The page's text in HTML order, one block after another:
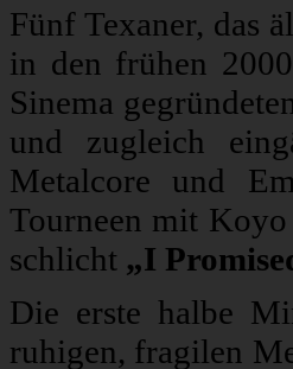
Fünf Texaner, das
in den frühen
Sinema gegründeten
und zugleich
Metalcore und
Tourneen mit
schlicht „I
Die erste halbe
ruhigen, fragilen